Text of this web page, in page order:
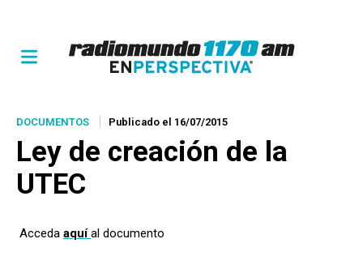
DOCUMENTOS Publicado el 16/07/2015
Ley de creación de la
UTEC
Acceda aquíal documento